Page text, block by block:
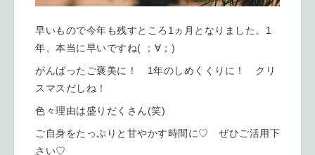
早いもので今年も残すところ1ヵ月となりました。1
年、本当に早いですね( ；∀；)
がんばったご褒美に！ 1年のしめくくりに！ クリ
スマスだしね！
色々理由は盛りだくさん(笑)
ご自身をたっぷりと甘やかす時間に♡ ぜひご活用下
さい♡